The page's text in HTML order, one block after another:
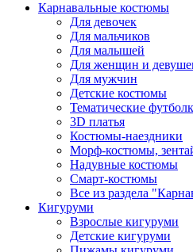
Карнавальные костюмы
Для девочек
Для мальчиков
Для малышей
Для женщин и
Для мужчин
Детские костюмы
Тематические
3D платья
Костюмы-наездники
Морф-костюмы,
Надувные костюмы
Смарт-костюмы
Все из раздела
Кигуруми
Взрослые кигуруми
Детские кигуруми